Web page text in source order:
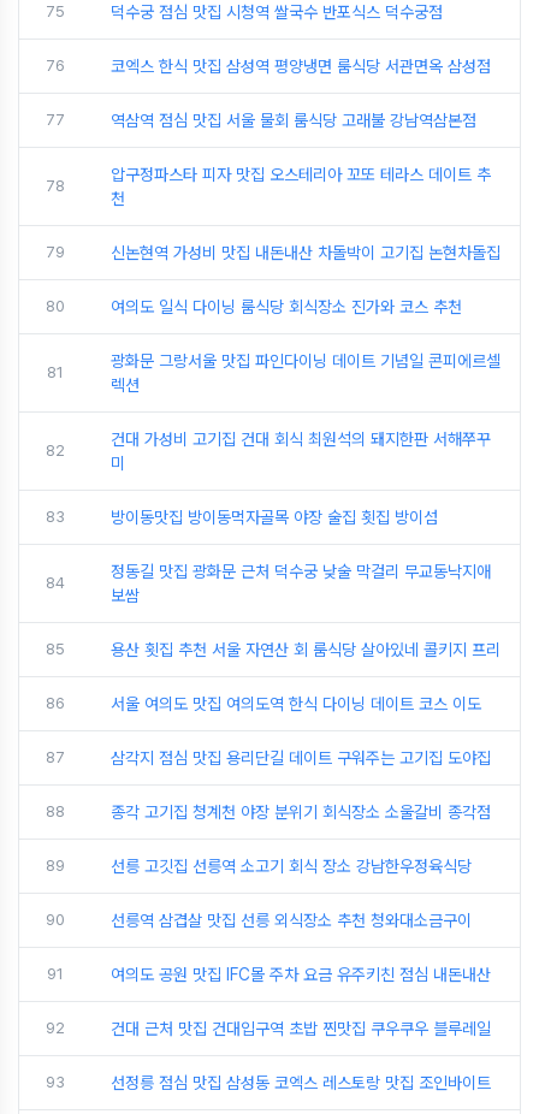
75 덕수궁 점심 맛집 시청역 쌀국수 반포식스 덕수궁점
76 코엑스 한식 맛집 삼성역 평양냉면 룸식당 서관면옥 삼성점
77 역삼역 점심 맛집 서울 물회 룸식당 고래불 강남역삼본점
78
압구정파스타 피자 맛집 오스테리아 꼬또 테라스 데이트 추
천
79 신논현역 가성비 맛집 내돈내산 차돌박이 고기집 논현차돌집
80 여의도 일식 다이닝 룸식당 회식장소 진가와 코스 추천
81
광화문 그랑서울 맛집 파인다이닝 데이트 기념일 콘피에르셀
렉션
82
건대 가성비 고기집 건대 회식 최원석의 돼지한판 서해쭈꾸
미
83 방이동맛집 방이동먹자골목 야장 술집 횟집 방이섬
84
정동길 맛집 광화문 근처 덕수궁 낮술 막걸리 무교동낙지애
보쌈
85 용산 횟집 추천 서울 자연산 회 룸식당 살아있네 콜키지 프리
86 서울 여의도 맛집 여의도역 한식 다이닝 데이트 코스 이도
87 삼각지 점심 맛집 용리단길 데이트 구워주는 고기집 도야집
88 종각 고기집 청계천 야장 분위기 회식장소 소울갈비 종각점
89 선릉 고깃집 선릉역 소고기 회식 장소 강남한우정육식당
90 선릉역 삼겹살 맛집 선릉 외식장소 추천 청와대소금구이
91 여의도 공원 맛집 IFC몰 주차 요금 유주키친 점심 내돈내산
92 건대 근처 맛집 건대입구역 초밥 찐맛집 쿠우쿠우 블루레일
93 선정릉 점심 맛집 삼성동 코엑스 레스토랑 맛집 조인바이트